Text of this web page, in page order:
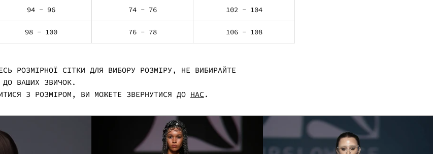
94 - 96 74 - 76 102 - 104
98 - 100 76 - 78 106 - 108
РОЗМІРНОЇ СІТКИ ДЛЯ ВИБОРУ РОЗМІРУ, НЕ ВИБИРАЙТЕ
ДО ВАШИХ ЗВИЧОК.
З РОЗМІРОМ, ВИ МОЖЕТЕ ЗВЕРНУТИСЯ ДО НАС.